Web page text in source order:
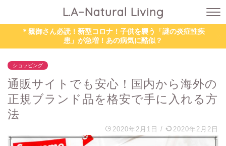
L.A−Natural Living
＊親御さん必読！新型コロナ！子供を襲う「謎の炎症性疾
患」が急増！あの病気に酷似？
ショッピング
通販サイトでも安心！国内から海外の
正規ブランド品を格安で手に入れる方
法
2020年2月1日 / 2020年2月2日